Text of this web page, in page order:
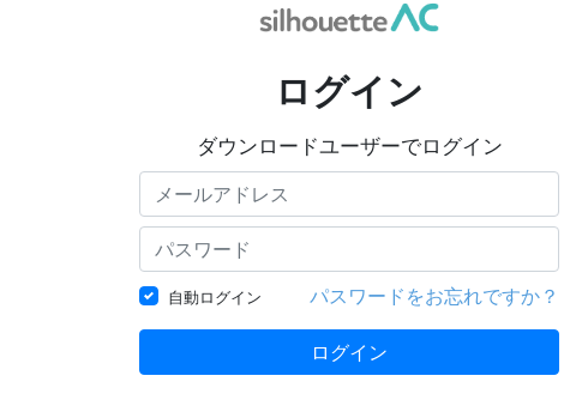
ログイン
ダウンロードユーザーでログイン
自動ログイン パスワードをお忘れですか？
ログイン